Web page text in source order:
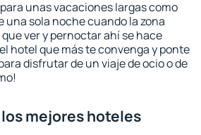
unas vacaciones largas como
una sola noche cuando la zona
ver y pernoctar ahí se hace
hotel que más te convenga y ponte
disfrutar de un viaje de ocio o de
mejores hoteles